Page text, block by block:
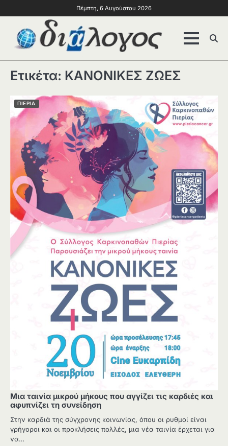
Πέμπτη, 6 Αυγούστου 2026
Ετικέτα: ΚΑΝΟΝΙΚΕΣ ΖΩΕΣ
ΠΙΕΡΙΑ
Μια ταινία μικρού μήκους που αγγίζει τις καρδιές και
αφυπνίζει τη συνείδηση
Στην καρδιά της σύγχρονης κοινωνίας, όπου οι ρυθμοί είναι
γρήγοροι και οι προκλήσεις πολλές, μια νέα ταινία έρχεται για
να…